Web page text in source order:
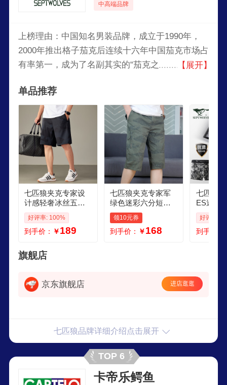
中高端品牌
上榜理由：中国知名男装品牌，成立于1990年，
2000年推出格子茄克后连续十六年中国茄克市场占
有率第一，成为了名副其实的“茄克之王”，七匹狼
营理论，以“品格男装”凸显国际化和中西兼容的文
化格调，在2019年获评了艾媒金榜
(iiMediaRanking)发布的《2019中国国产服装品牌
排行榜》TOP10。
【展开】
单品推荐
七匹狼夹克专家设
计感轻奢冰丝五分
裤男士2026新款夏
季外穿迷彩宽松中
裤休闲短 格纹 M 90
好评率: 100%
到手价： ￥189
七匹狼夹克专家军
绿色迷彩六分短裤
男士2025新款百搭
全棉大裤衩子外穿
休闲七分裤 军绿色
领10元券
到手价： ￥168
七匹狼
ES迷彩
角裤弹
迷纯棉
款 弹力
好评率:
到手价：
旗舰店
京东旗舰店 进店逛逛
七匹狼品牌详细介绍点击展开
TOP 6
卡帝乐鳄鱼